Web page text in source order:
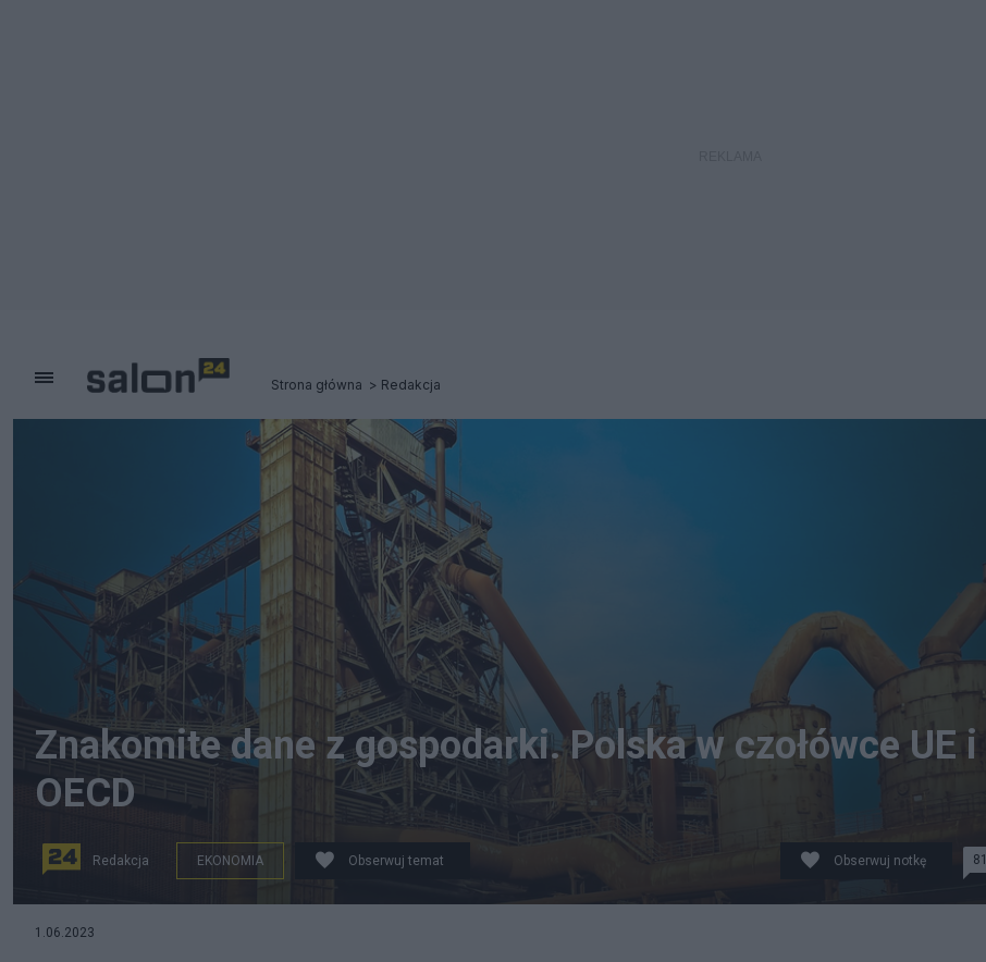
Strona główna Redakcja
Znakomite dane z gospodarki. Polska w czołówce UE i
OECD
Redakcja EKONOMIA Obserwuj temat Obserwuj notkę 81
1.06.2023